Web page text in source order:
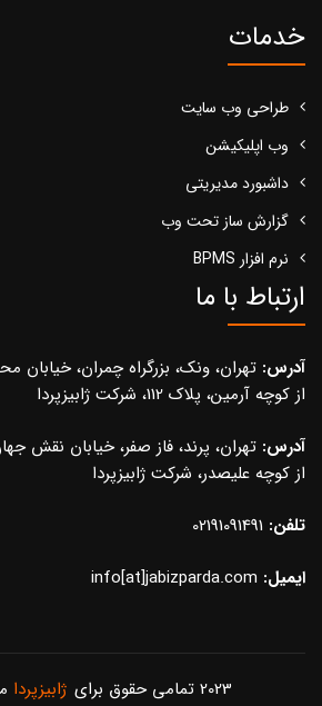
خدمات
طراحی وب سایت
وب اپلیکیشن
داشبورد مدیریتی
گزارش ساز تحت وب
نرم افزار BPMS
ارتباط با ما
آدرس: تهران، ونک، بزرگراه چمران،
از کوچه آرمین، پلاک 112، شرکت ژابیزپردا
آدرس: تهران، پرند، فاز صفر، خیابان نقش
از کوچه علیصدر، شرکت ژابیزپردا
تلفن: 02191091491
ایمیل: info[at]jabizparda.com
2023 تمامی حقوق برای ژابیزپردا